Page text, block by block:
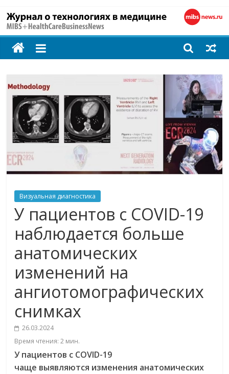
MIBS
Технологии
на
страже
здоровья
Визуальная диагностика
У пациентов с COVID-19
наблюдается больше
анатомических
изменений на
ангиотомографических
снимках
26.03.2024
Время чтения:2 мин.
У пациентов с COVID-19
чаще выявляются изменения анатомических